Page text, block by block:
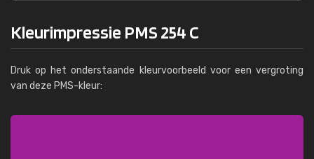
Kleurimpressie PMS 254 C
Druk op het onderstaande kleurvoorbeeld voor een vergroting
van deze PMS-kleur: